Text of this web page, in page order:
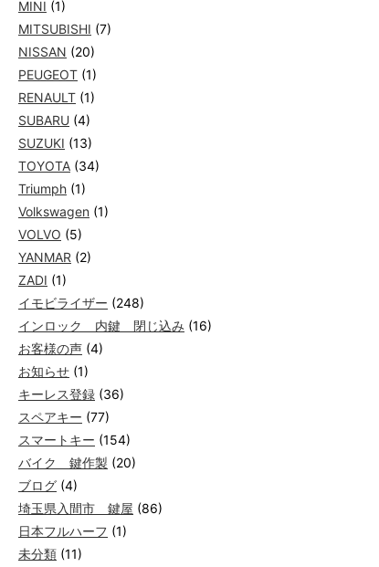
MINI (1)
MITSUBISHI (7)
NISSAN (20)
PEUGEOT (1)
RENAULT (1)
SUBARU (4)
SUZUKI (13)
TOYOTA (34)
Triumph (1)
Volkswagen (1)
VOLVO (5)
YANMAR (2)
ZADI (1)
イモビライザー (248)
インロック 内鍵 閉じ込み (16)
お客様の声 (4)
お知らせ (1)
キーレス登録 (36)
スペアキー (77)
スマートキー (154)
バイク 鍵作製 (20)
ブログ (4)
埼玉県入間市 鍵屋 (86)
日本フルハーフ (1)
未分類 (11)